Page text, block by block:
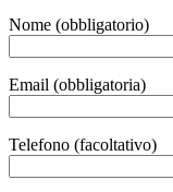
Nome (obbligatorio)
Email (obbligatoria)
Telefono (facoltativo)